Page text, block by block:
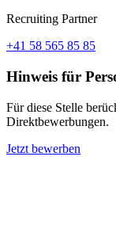
Recruiting Partner
+41 58 565 85 85
Hinweis für
Für diese Stelle
Direktbewerbungen.
Jetzt bewerben